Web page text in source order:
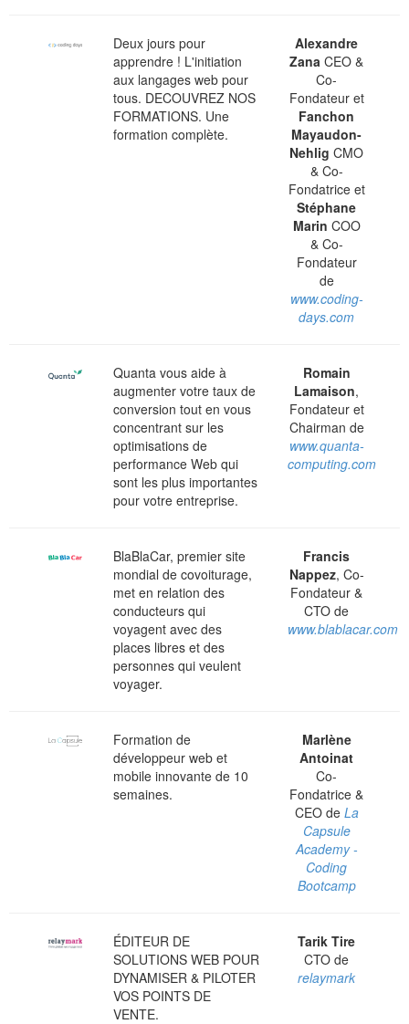
Deux jours pour
apprendre ! L'initiation
aux langages web pour
tous. DECOUVREZ NOS
FORMATIONS. Une
formation complète.
Alexandre
Zana CEO &
Co-
Fondateur et
Fanchon
Mayaudon-
Nehlig CMO
& Co-
Fondatrice et
Stéphane
Marin COO
& Co-
Fondateur
de
www.coding-
days.com
Quanta vous aide à
augmenter votre taux de
conversion tout en vous
concentrant sur les
optimisations de
performance Web qui
sont les plus importantes
pour votre entreprise.
Romain
Lamaison,
Fondateur et
Chairman de
www.quanta-
computing.com
BlaBlaCar, premier site
mondial de covoiturage,
met en relation des
conducteurs qui
voyagent avec des
places libres et des
personnes qui veulent
voyager.
Francis
Nappez, Co-
Fondateur &
CTO de
www.blablacar.com
Formation de
développeur web et
mobile innovante de 10
semaines.
Marlène
Antoinat
Co-
Fondatrice &
CEO de La
Capsule
Academy -
Coding
Bootcamp
ÉDITEUR DE
SOLUTIONS WEB POUR
DYNAMISER & PILOTER
VOS POINTS DE
VENTE.
Tarik Tire
CTO de
relaymark